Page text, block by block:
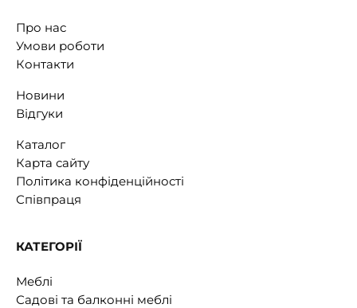
Про нас
Умови роботи
Контакти
Новини
Відгуки
Каталог
Карта сайту
Політика конфіденційності
Співпраця
КАТЕГОРІЇ
Меблі
Садові та балконні меблі